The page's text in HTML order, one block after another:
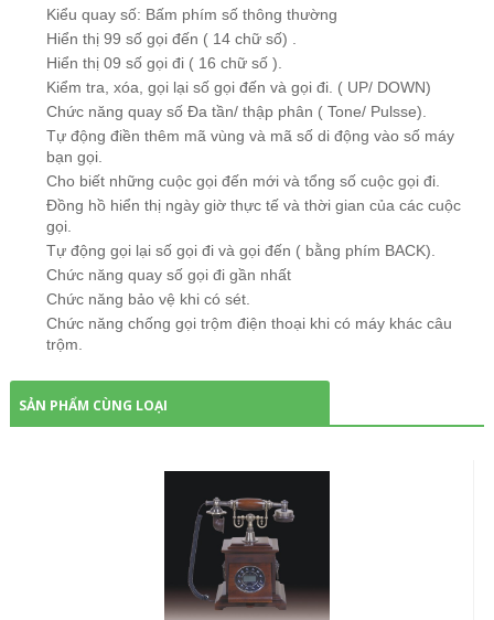
Kiểu quay số: Bấm phím số thông thường
Hiển thị 99 số gọi đến ( 14 chữ số) .
Hiển thị 09 số gọi đi ( 16 chữ số ).
Kiểm tra, xóa, gọi lại số gọi đến và gọi đi. ( UP/ DOWN)
Chức năng quay số Đa tần/ thập phân ( Tone/ Pulsse).
Tự động điền thêm mã vùng và mã số di động vào số máy
bạn gọi.
Cho biết những cuộc gọi đến mới và tổng số cuộc gọi đi.
Đồng hồ hiển thị ngày giờ thực tế và thời gian của các cuộc
gọi.
Tự động gọi lại số gọi đi và gọi đến ( bằng phím BACK).
Chức năng quay số gọi đi gần nhất
Chức năng bảo vệ khi có sét.
Chức năng chống gọi trộm điện thoại khi có máy khác câu
trộm.
SẢN PHẨM CÙNG LOẠI